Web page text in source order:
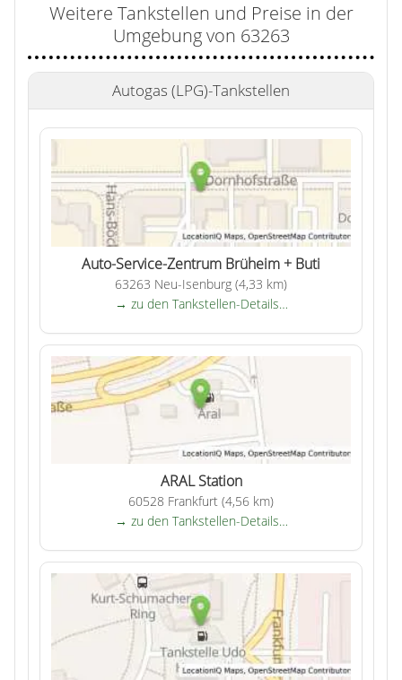
Weitere Tankstellen und Preise in der
Umgebung von 63263
Autogas (LPG)-Tankstellen
Auto-Service-Zentrum Brüheim + Buti
63263 Neu-Isenburg (4,33 km)
→ zu den Tankstellen-Details…
ARAL Station
60528 Frankfurt (4,56 km)
→ zu den Tankstellen-Details…